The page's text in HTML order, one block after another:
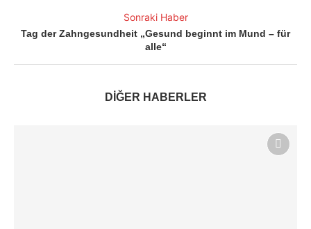
Sonraki Haber
Tag der Zahngesundheit „Gesund beginnt im Mund – für
alle“
DİĞER HABERLER